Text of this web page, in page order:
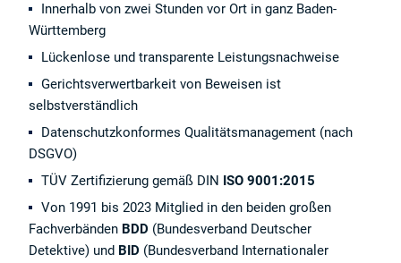
Innerhalb von zwei Stunden vor Ort in ganz Baden-
Württemberg
Lückenlose und transparente Leistungsnachweise
Gerichtsverwertbarkeit von Beweisen ist
selbstverständlich
Datenschutzkonformes Qualitätsmanagement (nach
DSGVO)
TÜV Zertifizierung gemäß DIN
ISO 9001:2015
Von 1991 bis 2023 Mitglied in den beiden großen
Fachverbänden BDD (Bundesverband Deutscher
Detektive) und BID (Bundesverband Internationaler